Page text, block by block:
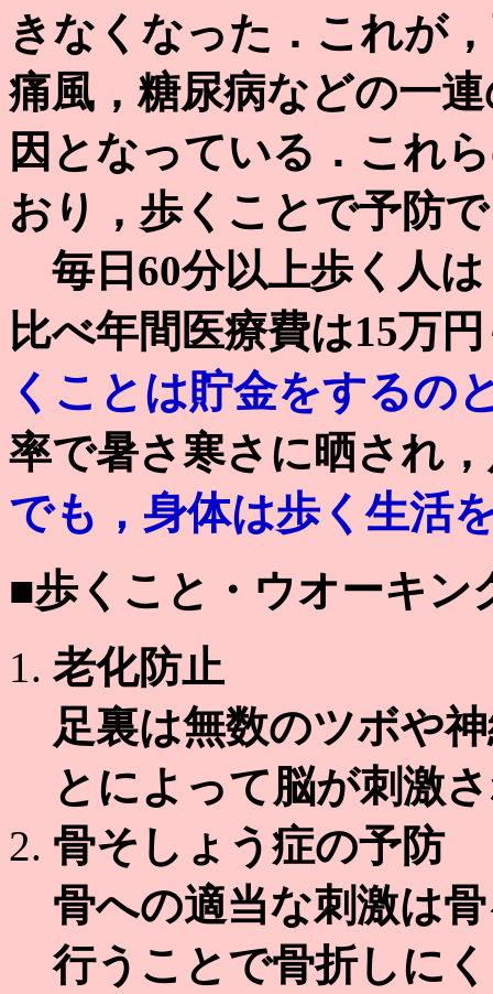
きなくなった．これが
痛風，糖尿病などの一
因となっている．これ
おり，歩くことで予防
毎日60分以上歩く人
比べ年間医療費は15万
くことは貯金をするの
率で暑さ寒さに晒され
でも，身体は歩く生活
■歩くこと・ウオーキン
老化防止
足裏は無数のツボや
とによって脳が刺激
骨そしょう症の予防
骨への適当な刺激は
行うことで骨折しに